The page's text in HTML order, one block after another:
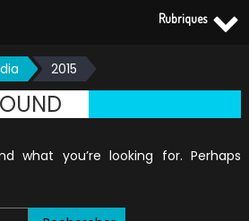
2015
what you’re looking for. Perhaps
Rubriques